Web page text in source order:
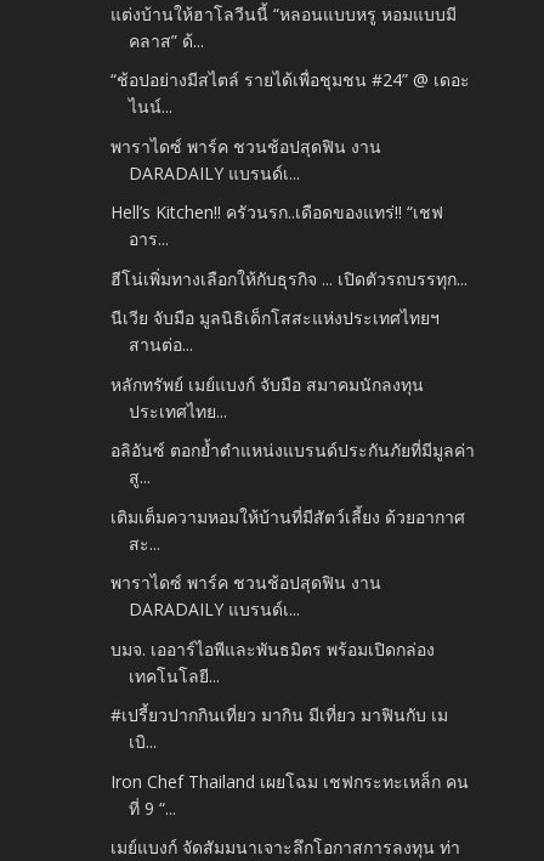
แต่งบ้านให้ฮาโลวีนนี้ “หลอนแบบหรู หอมแบบมี
คลาส” ด้...
“ช้อปอย่างมีสไตล์ รายได้เพื่อชุมชน #24” @ เดอะ
ไนน์...
พาราไดซ์ พาร์ค ชวนช้อปสุดฟิน งาน
DARADAILY แบรนด์เ...
Hell’s Kitchen!! ครัวนรก..เดือดของแทร่!! “เชฟ
อาร...
ฮีโน่เพิ่มทางเลือกให้กับธุรกิจ ... เปิดตัวรถบรรทุก...
นีเวีย จับมือ มูลนิธิเด็กโสสะแห่งประเทศไทยฯ
สานต่อ...
หลักทรัพย์ เมย์แบงก์ จับมือ สมาคมนักลงทุน
ประเทศไทย...
อลิอันซ์ ตอกย้ำตำแหน่งแบรนด์ประกันภัยที่มีมูลค่า
สู...
เติมเต็มความหอมให้บ้านที่มีสัตว์เลี้ยง ด้วยอากาศ
สะ...
พาราไดซ์ พาร์ค ชวนช้อปสุดฟิน งาน
DARADAILY แบรนด์เ...
บมจ. เออาร์ไอพีและพันธมิตร พร้อมเปิดกล่อง
เทคโนโลยี...
#เปรี้ยวปากกินเที่ยว มากิน มีเที่ยว มาฟินกับ เม
เบิ...
Iron Chef Thailand เผยโฉม เชฟกระทะเหล็ก คน
ที่ 9 “...
เมย์แบงก์ จัดสัมมนาเจาะลึกโอกาสการลงทุน ท่า